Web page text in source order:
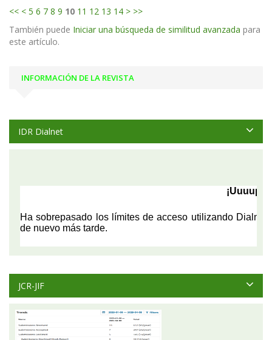
<< < 5 6 7 8 9 10 11 12 13 14 > >>
También puede Iniciar una búsqueda de similitud avanzada para
este artículo.
INFORMACIÓN DE LA REVISTA
IDR Dialnet
JCR-JIF